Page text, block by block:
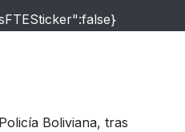
Boliviana, tras